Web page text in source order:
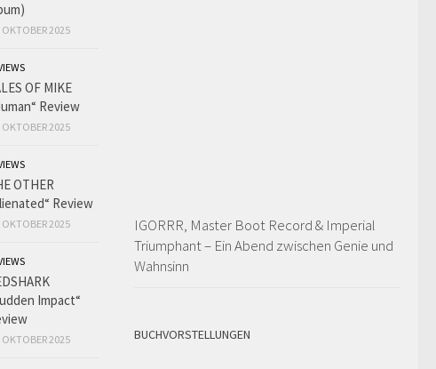
IGORRR, Master Boot Record & Imperial
Triumphant – Ein Abend zwischen Genie und
Wahnsinn
BUCHVORSTELLUNGEN
2025
OF MIKE
Review
2025
OTHER
Review
2025
Impact“
2025